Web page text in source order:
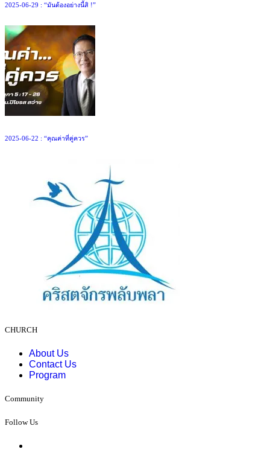
2025-06-29 : “มันต้องอย่างนี้สิ !”
2025-06-22 : “คุณค่าที่คู่ควร”
CHURCH
About Us
Contact Us
Program
Community
Follow Us